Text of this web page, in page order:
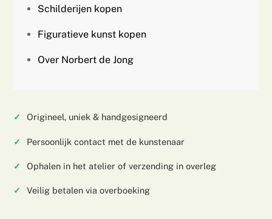
Schilderijen kopen
Figuratieve kunst kopen
Over Norbert de Jong
Origineel, uniek & handgesigneerd
Persoonlijk contact met de kunstenaar
Ophalen in het atelier of verzending in overleg
Veilig betalen via overboeking